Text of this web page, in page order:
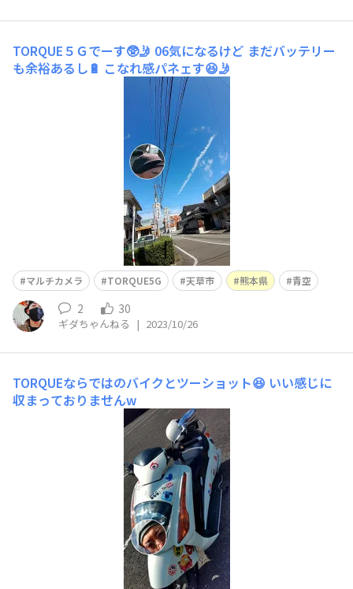
TORQUE５Ｇでーす🥸🤳 06気になるけど まだバッテリー
も余裕あるし🔋 こなれ感パネェす😆🤳
マルチカメラ TORQUE5G 天草市 熊本県 青空
2 30
ギダちゃんねる | 2023/10/26
TORQUEならではのバイクとツーショット😆 いい感じに
収まっておりませんw